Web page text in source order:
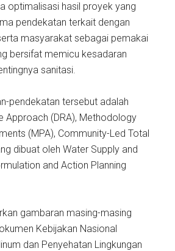
optimalisasi hasil proyek yang
pendekatan terkait dengan
masyarakat sebagai pemakai
bersifat memicu kesadaran
sanitasi.
pendekatan tersebut adalah
Approach (DRA), Methodology
(MPA), Community-Led Total
dibuat oleh Water Supply and
and Action Planning
gambaran masing-masing
Kebijakan Nasional
dan Penyehatan Lingkungan